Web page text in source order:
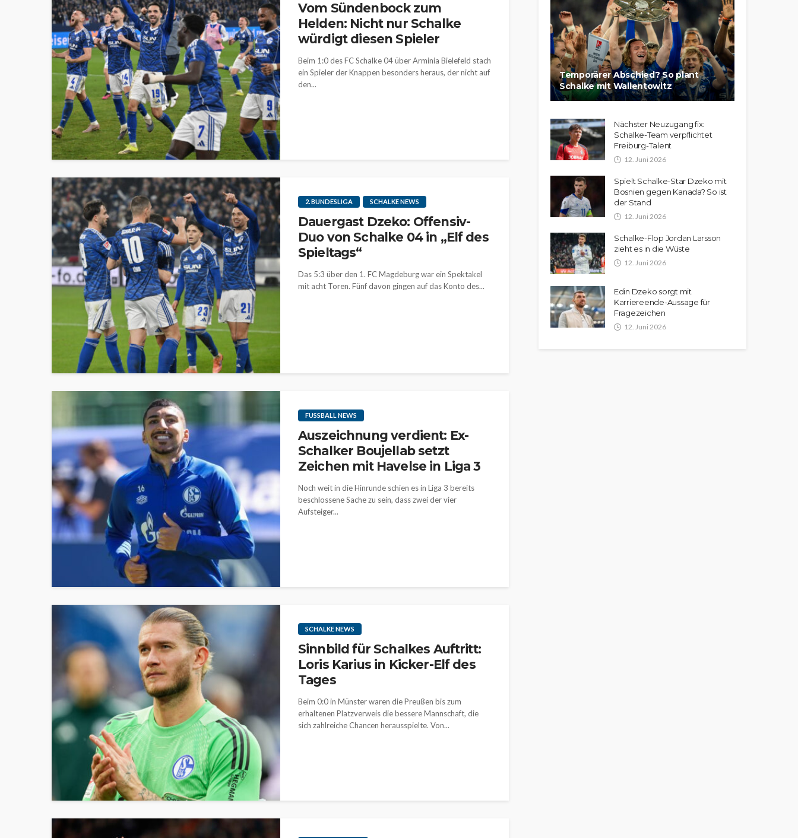
Vom Sündenbock zum
Helden: Nicht nur Schalke
würdigt diesen Spieler
Beim 1:0 des FC Schalke 04 über Arminia Bielefeld stach
ein Spieler der Knappen besonders heraus, der nicht auf
den...
2. BUNDESLIGA SCHALKE NEWS
Dauergast Dzeko: Offensiv-
Duo von Schalke 04 in „Elf des
Spieltags“
Das 5:3 über den 1. FC Magdeburg war ein Spektakel
mit acht Toren. Fünf davon gingen auf das Konto des...
FUSSBALL NEWS
Auszeichnung verdient: Ex-
Schalker Boujellab setzt
Zeichen mit Havelse in Liga 3
Noch weit in die Hinrunde schien es in Liga 3 bereits
beschlossene Sache zu sein, dass zwei der vier
Aufsteiger...
SCHALKE NEWS
Sinnbild für Schalkes Auftritt:
Loris Karius in Kicker-Elf des
Tages
Beim 0:0 in Münster waren die Preußen bis zum
erhaltenen Platzverweis die bessere Mannschaft, die
sich zahlreiche Chancen herausspielte. Von...
Temporärer Abschied? So plant
Schalke mit Wallentowitz
Nächster Neuzugang fix:
Schalke-Team verpflichtet
Freiburg-Talent
12. Juni 2026
Spielt Schalke-Star Dzeko mit
Bosnien gegen Kanada? So ist
der Stand
12. Juni 2026
Schalke-Flop Jordan Larsson
zieht es in die Wüste
12. Juni 2026
Edin Dzeko sorgt mit
Karriereende-Aussage für
Fragezeichen
12. Juni 2026